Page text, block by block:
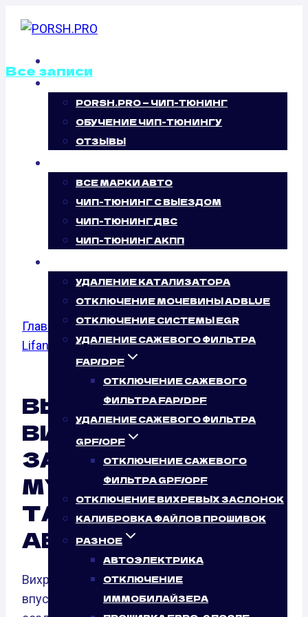
PORSH.PRO — ЧИП-ТЮНИНГ
ОБУЧЕНИЕ ЧИП-ТЮНИНГУ
ОТЗЫВЫ
ВСЕ МАРКИ АВТО
ЧИП-ТЮНИНГ С ВЫЕЗДОМ
ЧИП-ТЮНИНГ ДВС
ЧИП-ТЮНИНГ АКПП
УДАЛЕНИЕ КАТАЛИЗАТОРА
ОТКЛЮЧЕНИЕ МОЧЕВИНЫ ADBLUE
ОТКЛЮЧЕНИЕ СИСТЕМЫ EGR
УДАЛЕНИЕ САЖЕВОГО ФИЛЬТРА
FAP/DPF
ОТКЛЮЧЕНИЕ САЖЕВОГО
ФИЛЬТРА FAP/DPF
УДАЛЕНИЕ САЖЕВОГО ФИЛЬТРА
GPF/OPF
ОТКЛЮЧЕНИЕ САЖЕВОГО
ФИЛЬТРА GPF/OPF
ОТКЛЮЧЕНИЕ ВИХРЕВЫХ ЗАСЛОНОК
КАЛИБРОВКА ФАЙЛОВ ПРОШИВОК
РАЗНОЕ
АВТОЭЛЕКТРИКА
ОТКЛЮЧЕНИЕ
ИММОБИЛАЙЗЕРА
Все записи
ОТКЛЮЧЕНИЕ
ВИХРЕВЫХ
ЗАСЛОНОК
LIFAN MYWAY
1.8 (125 Л.С.)
Главная /Отключение вихревых заслонок
Lifan / 1.8
ВЫКЛЮЧЕНИЕ
ВИХРЕВЫХ
ЗАСЛОНОК LIFAN
MYWAY 1.8 (125 Л.С.):
ТАК ЛИ ЭТО НУЖНО
АВТОМОБИЛЮ?
Вихревые заслонки — это элементы
впускного коллектора, созданные для